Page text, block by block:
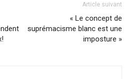
Article suivant
« Le concept de
suprémacisme blanc est une
imposture »